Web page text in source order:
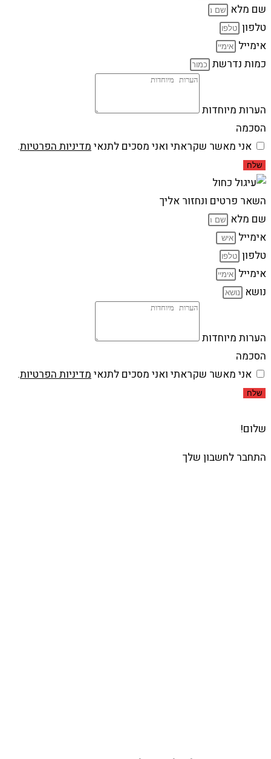
שם מלא
טלפון
אימייל
כמות נדרשת
הערות מיוחדות
הסכמה
אני מאשר שקראתי ואני מסכים לתנאימדיניות הפרטיות.
שלח
השאר פרטים ונחזור אליך
שם מלא
אימייל
טלפון
אימייל
נושא
הערות מיוחדות
הסכמה
אני מאשר שקראתי ואני מסכים לתנאימדיניות הפרטיות.
שלח
שלום!
התחבר לחשבון שלך